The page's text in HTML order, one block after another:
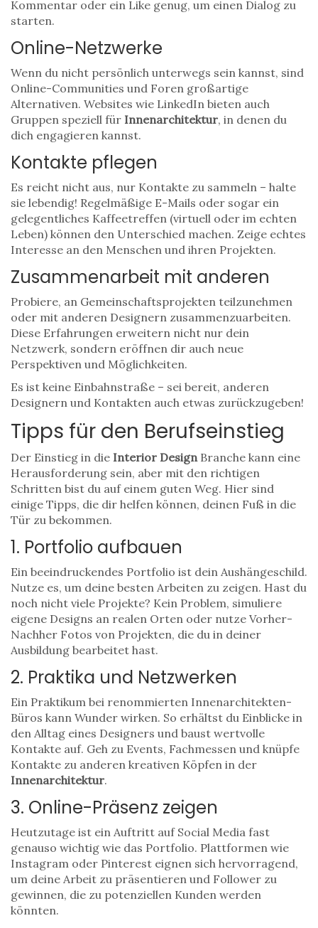
Kommentar oder ein Like genug, um einen Dialog zu
starten.
Online-Netzwerke
Wenn du nicht persönlich unterwegs sein kannst, sind
Online-Communities und Foren großartige
Alternativen. Websites wie LinkedIn bieten auch
Gruppen speziell für Innenarchitektur, in denen du
dich engagieren kannst.
Kontakte pflegen
Es reicht nicht aus, nur Kontakte zu sammeln – halte
sie lebendig! Regelmäßige E-Mails oder sogar ein
gelegentliches Kaffeetreffen (virtuell oder im echten
Leben) können den Unterschied machen. Zeige echtes
Interesse an den Menschen und ihren Projekten.
Zusammenarbeit mit anderen
Probiere, an Gemeinschaftsprojekten teilzunehmen
oder mit anderen Designern zusammenzuarbeiten.
Diese Erfahrungen erweitern nicht nur dein
Netzwerk, sondern eröffnen dir auch neue
Perspektiven und Möglichkeiten.
Es ist keine Einbahnstraße – sei bereit, anderen
Designern und Kontakten auch etwas zurückzugeben!
Tipps für den Berufseinstieg
Der Einstieg in die Interior DesignBranche kann eine
Herausforderung sein, aber mit den richtigen
Schritten bist du auf einem guten Weg. Hier sind
einige Tipps, die dir helfen können, deinen Fuß in die
Tür zu bekommen.
1. Portfolio aufbauen
Ein beeindruckendes Portfolio ist dein Aushängeschild.
Nutze es, um deine besten Arbeiten zu zeigen. Hast du
noch nicht viele Projekte? Kein Problem, simuliere
eigene Designs an realen Orten oder nutze Vorher-
Nachher Fotos von Projekten, die du in deiner
Ausbildung bearbeitet hast.
2. Praktika und Netzwerken
Ein Praktikum bei renommierten Innenarchitekten-
Büros kann Wunder wirken. So erhältst du Einblicke in
den Alltag eines Designers und baust wertvolle
Kontakte auf. Geh zu Events, Fachmessen und knüpfe
Kontakte zu anderen kreativen Köpfen in der
Innenarchitektur.
3. Online-Präsenz zeigen
Heutzutage ist ein Auftritt auf Social Media fast
genauso wichtig wie das Portfolio. Plattformen wie
Instagram oder Pinterest eignen sich hervorragend,
um deine Arbeit zu präsentieren und Follower zu
gewinnen, die zu potenziellen Kunden werden
könnten.